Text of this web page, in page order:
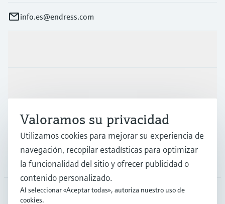
info.es@endress.com
Soporte
Compañía
Valoramos su privacidad
Utilizamos cookies para mejorar su experiencia de
navegación, recopilar estadísticas para optimizar
la funcionalidad del sitio y ofrecer publicidad o
contenido personalizado.
Al seleccionar «Aceptar todas», autoriza nuestro uso de
cookies.